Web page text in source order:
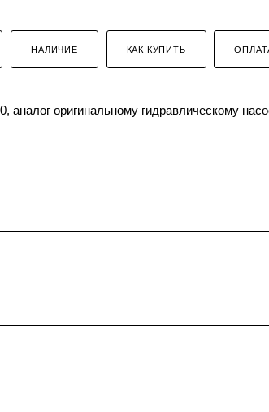
НАЛИЧИЕ КАК КУПИТЬ
аналог оригинальному гидравлическому